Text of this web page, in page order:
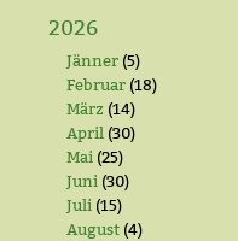
2026
Jänner (5)
Februar (18)
März (14)
April (30)
Mai (25)
Juni (30)
Juli (15)
August (4)